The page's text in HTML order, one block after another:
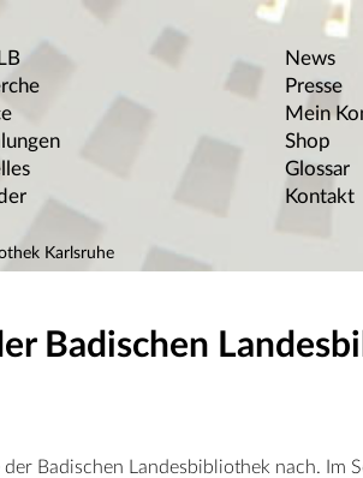
News
Presse
Mein
Shop
Glossar
Kontakt
Karlsruhe
Badischen
Badischen Landesbibliothek nach. Im